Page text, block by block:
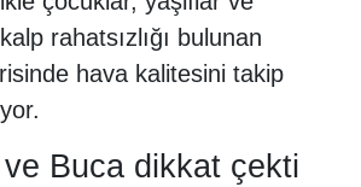
rahatsızlığı bulunan
hava kalitesini takip
Buca dikkat çekti